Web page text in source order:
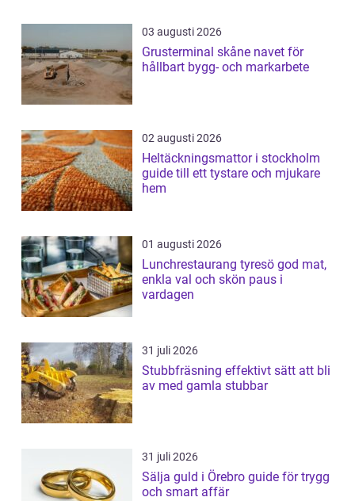
03 augusti 2026
Grusterminal skåne navet för
hållbart bygg- och markarbete
02 augusti 2026
Heltäckningsmattor i stockholm
guide till ett tystare och mjukare
hem
01 augusti 2026
Lunchrestaurang tyresö god mat,
enkla val och skön paus i
vardagen
31 juli 2026
Stubbfräsning effektivt sätt att bli
av med gamla stubbar
31 juli 2026
Sälja guld i Örebro guide för trygg
och smart affär